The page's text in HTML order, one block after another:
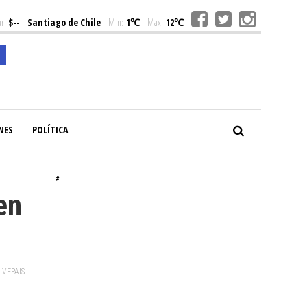
$-- Santiago de Chile Min: 1℃ Max: 12℃
POLÍTICA
#